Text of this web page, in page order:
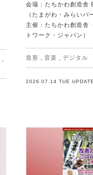
会場：たちかわ創造舎
（たまがわ・みらいパ
主催：たちかわ創造舎
トワーク・ジャパン）
造形 音楽 デジタル
2026.07.14 TUE